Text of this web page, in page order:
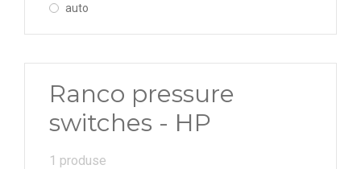
auto
Ranco pressure
switches - HP
1 produse